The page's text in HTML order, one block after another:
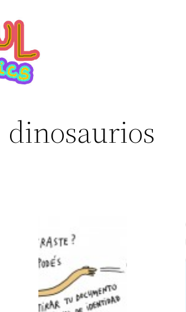
dinosaurios